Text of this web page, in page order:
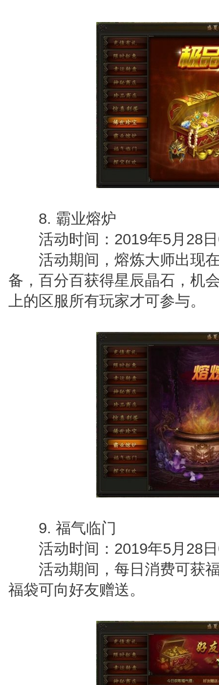
8. 霸业熔炉
活动时间：2019年5月28
活动期间，熔炼大师出现在
备，百分百获得星辰晶石，机
上的区服所有玩家才可参与。
9. 福气临门
活动时间：2019年5月28
活动期间，每日消费可获福
福袋可向好友赠送。